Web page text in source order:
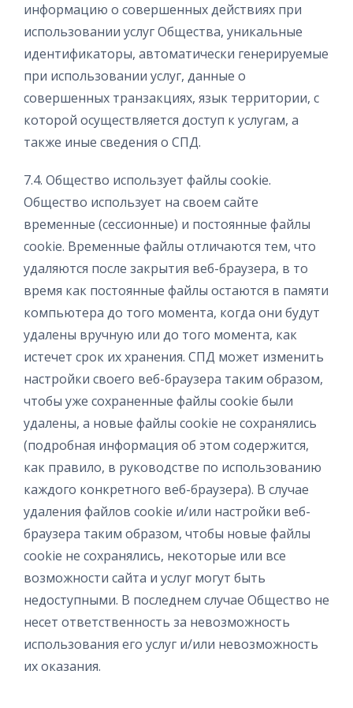
информацию о совершенных действиях при
использовании услуг Общества, уникальные
идентификаторы, автоматически генерируемые
при использовании услуг, данные о
совершенных транзакциях, язык территории, с
которой осуществляется доступ к услугам, а
также иные сведения о СПД.
7.4. Общество использует файлы cookie.
Общество использует на своем сайте
временные (сессионные) и постоянные файлы
cookie. Временные файлы отличаются тем, что
удаляются после закрытия веб-браузера, в то
время как постоянные файлы остаются в памяти
компьютера до того момента, когда они будут
удалены вручную или до того момента, как
истечет срок их хранения. СПД может изменить
настройки своего веб-браузера таким образом,
чтобы уже сохраненные файлы cookie были
удалены, а новые файлы cookie не сохранялись
(подробная информация об этом содержится,
как правило, в руководстве по использованию
каждого конкретного веб-браузера). В случае
удаления файлов cookie и/или настройки веб-
браузера таким образом, чтобы новые файлы
cookie не сохранялись, некоторые или все
возможности сайта и услуг могут быть
недоступными. В последнем случае Общество не
несет ответственность за невозможность
использования его услуг и/или невозможность
их оказания.